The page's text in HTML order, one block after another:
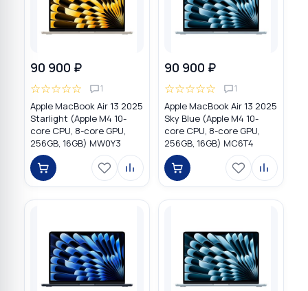
90 900 ₽
☆☆☆☆☆ 1
Apple MacBook Air 13 2025
Starlight (Apple M4 10-
core CPU, 8-core GPU,
256GB, 16GB) MW0Y3
90 900 ₽
☆☆☆☆☆ 1
Apple MacBook Air 13 2025
Sky Blue (Apple M4 10-
core CPU, 8-core GPU,
256GB, 16GB) MC6T4